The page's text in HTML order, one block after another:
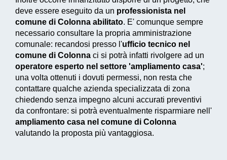
deve essere eseguito da un professionista nel
comune di Colonna abilitato. E' comunque sempre
necessario consultare la propria amministrazione
comunale: recandosi presso l'ufficio tecnico nel
comune di Colonna ci si potrà infatti rivolgere ad un
operatore esperto nel settore 'ampliamento casa';
una volta ottenuti i dovuti permessi, non resta che
contattare qualche azienda specializzata di zona
chiedendo senza impegno alcuni accurati preventivi
da confrontare: si potrà eventualmente risparmiare nell'
ampliamento casa nel comune di Colonna
valutando la proposta più vantaggiosa.